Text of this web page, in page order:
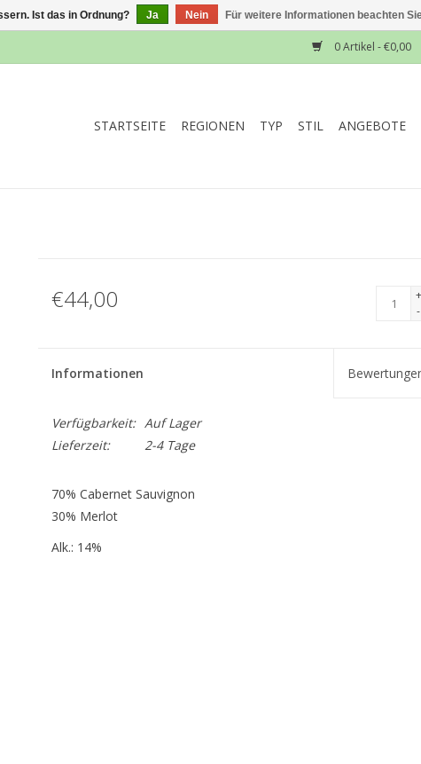
0 Artikel - €0,00
STARTSEITE REGIONEN TYP STIL ANGEBOTE
€44,00
+
-
Informationen
Verfügbarkeit: Auf Lager
Lieferzeit:
2-4 Tage
70% Cabernet Sauvignon
30% Merlot
Alk.: 14%
Ist das in Ordnung? Ja Nein Für weitere Informationen beachten